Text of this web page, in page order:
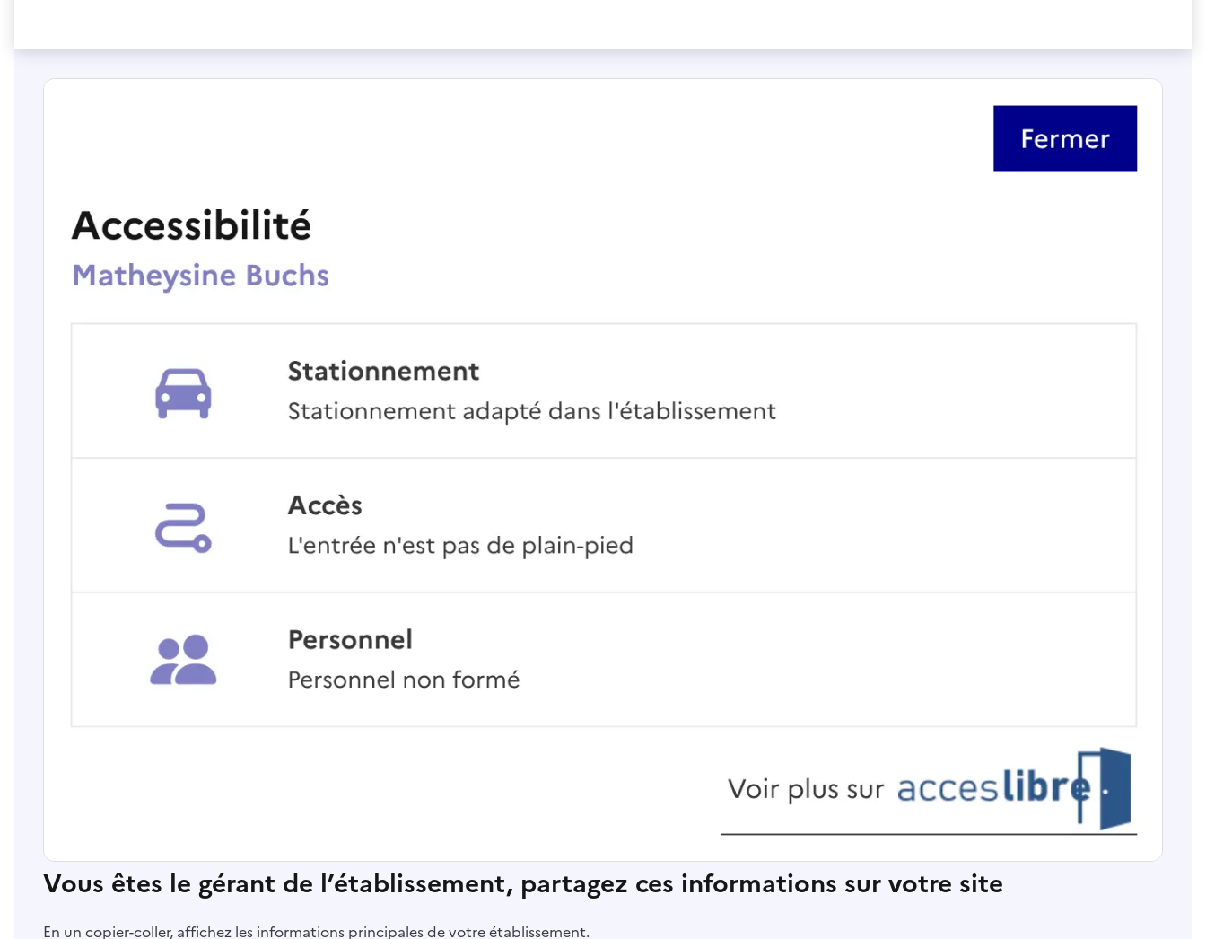
Vous êtes le gérant de l’établissement, partagez ces informations sur votre site
En un copier-coller, affichez les informations principales de votre établissement.